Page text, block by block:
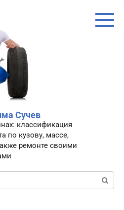
Сучев
классификация
по кузову, массе,
ремонте своими